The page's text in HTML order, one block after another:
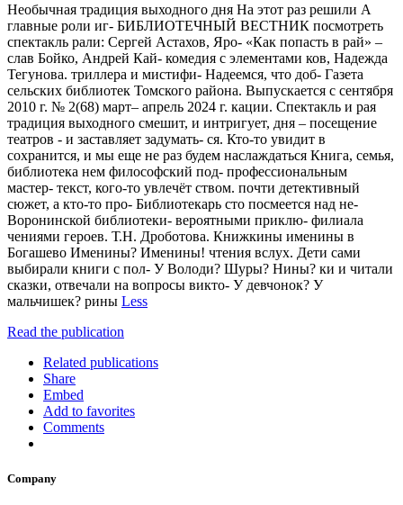
Необычная традиция выходного дня На этот раз решили А
главные роли иг- БИБЛИОТЕЧНЫЙ ВЕСТНИК посмотреть
спектакль рали: Сергей Астахов, Яро- «Как попасть в рай» –
слав Бойко, Андрей Кай- комедия с элементами ков, Надежда
Тегунова. триллера и мистифи- Надеемся, что доб- Газета
сельских библиотек Томского района. Выпускается с сентября
2010 г. № 2(68) март– апрель 2024 г. кации. Спектакль и рая
традиция выходного смешит, и интригует, дня – посещение
театров - и заставляет задумать- ся. Кто-то увидит в
сохранится, и мы еще не раз будем наслаждаться Книга, семья,
библиотека нем философский под- профессиональным
мастер- текст, кого-то увлечёт ством. почти детективный
сюжет, а кто-то про- Библиотекарь сто посмеется над не-
Воронинской библиотеки- вероятными приклю- филиала
чениями героев. Т.Н. Дроботова. Книжкины именины в
Богашево Именины? Именины! чтения вслух. Дети сами
выбирали книги с пол- У Володи? Шуры? Нины? ки и читали
сказки, отвечали на вопросы викто- У девчонок? У
мальчишек? рины Less
Read the publication
Related publications
Share
Embed
Add to favorites
Comments
Company